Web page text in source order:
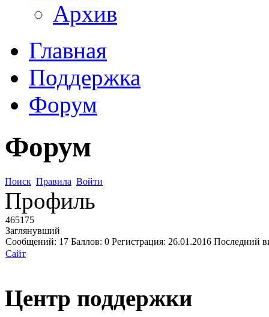
Архив
Главная
Поддержка
Форум
Форум
Поиск Правила Войти
Профиль
465175
Заглянувший
Сообщений: 17 Баллов: 0 Регистрация: 26.01.2016 Последний
Сайт
Центр поддержки